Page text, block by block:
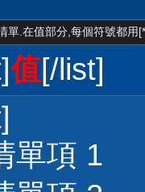
單.在值部分,每個符號都用
值[/list]
單項 1